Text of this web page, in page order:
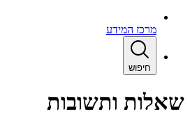
מרכז המידע
חיפוש
שאלות ותשובות